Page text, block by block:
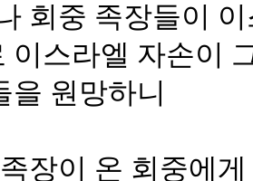
회중 족장들이
이스라엘 자손이
을 원망하니
장이 온 회중에